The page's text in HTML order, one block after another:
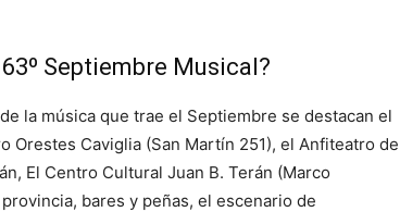
Septiembre Musical?
la música que trae el Septiembre se destacan el
Orestes Caviglia (San Martín 251), el Anfiteatro de
El Centro Cultural Juan B. Terán (Marco
bares y peñas, el escenario de